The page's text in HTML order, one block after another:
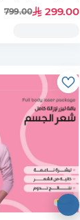
299.00
799.00